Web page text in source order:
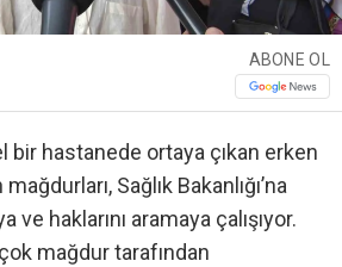
ABONE OL
bir hastanede ortaya çıkan erken
Sağlık Bakanlığı’na
haklarını aramaya çalışıyor.
mağdur tarafından